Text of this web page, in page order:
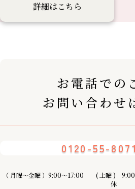
詳細はこちら
お電話での
お問い合わせ
0120-55-8071
（ 月曜〜金曜 ）9:00～17:00 ( 土曜 )
休